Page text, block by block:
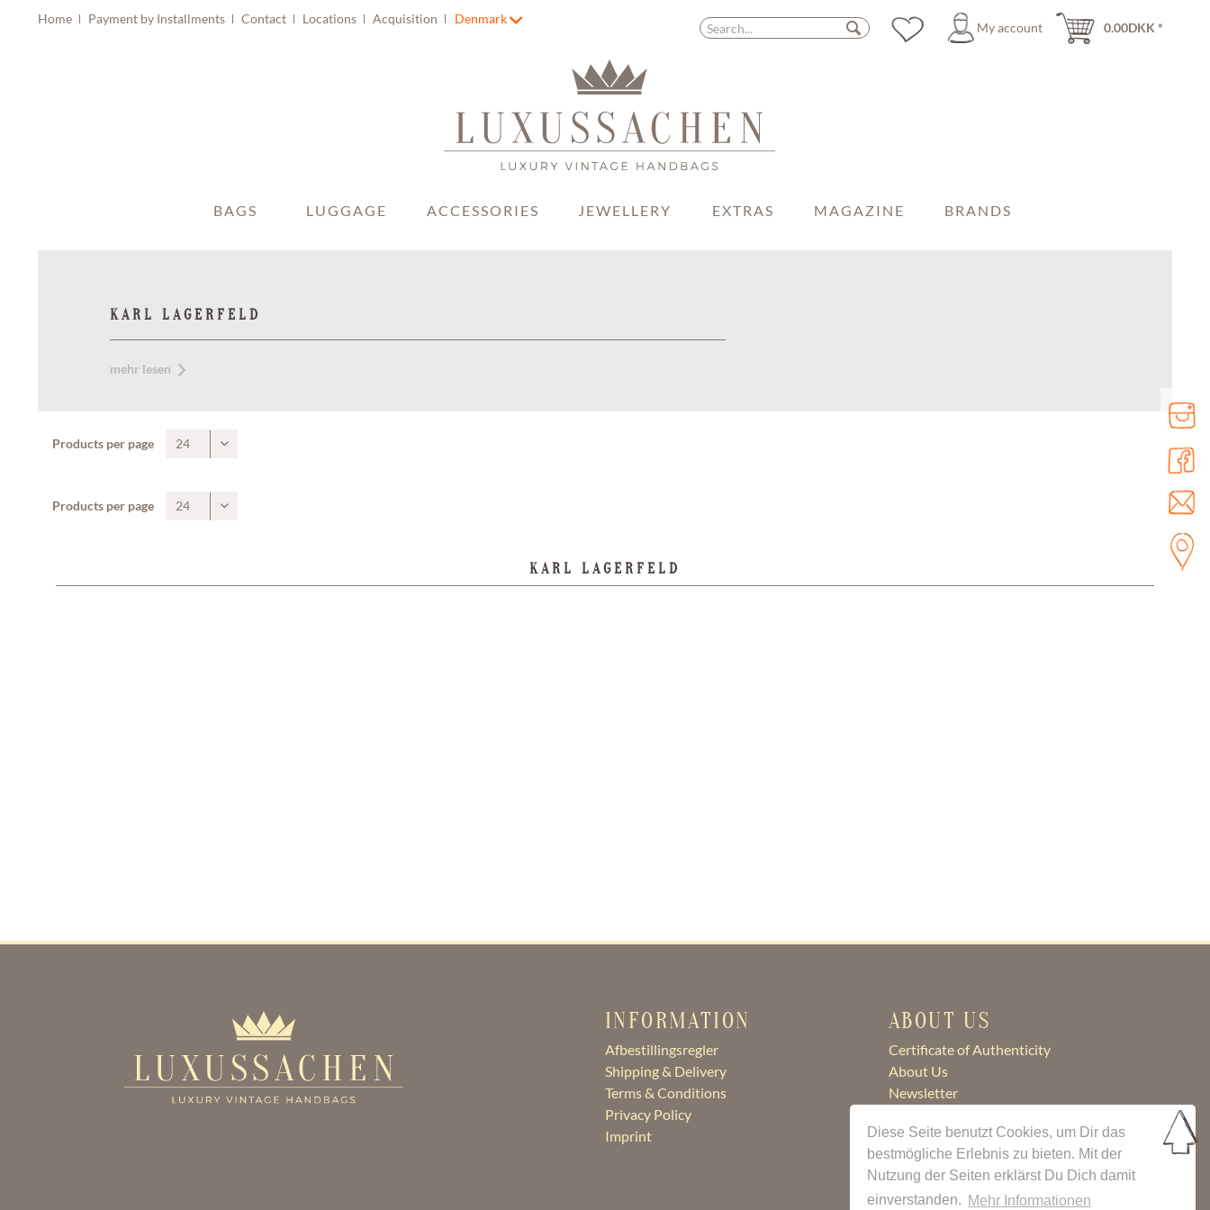
Diese Seite benutzt Cookies, um Dir das
bestmögliche Erlebnis zu bieten. Mit der
Nutzung der Seiten erklärst Du Dich damit
einverstanden. Mehr Informationen
Home Payment by Installments Contact Locations Acquisition Denmark
My account 0.00DKK *
BAGS LUGGAGE ACCESSORIES JEWELLERY EXTRAS MAGAZINE BRANDS
KARL LAGERFELD
mehr lesen
KARL LAGERFELD
Products per page
Products per page
INFORMATION
Afbestillingsregler
Shipping & Delivery
Terms & Conditions
Privacy Policy
Imprint
ABOUT US
Certificate of Authenticity
About Us
Newsletter